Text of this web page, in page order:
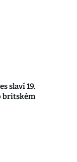
slaví 19.
britském